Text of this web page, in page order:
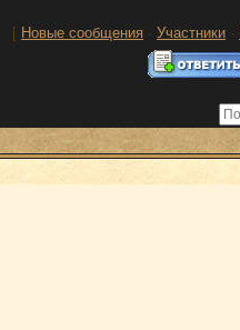
[ Новые сообщения · Участники ·